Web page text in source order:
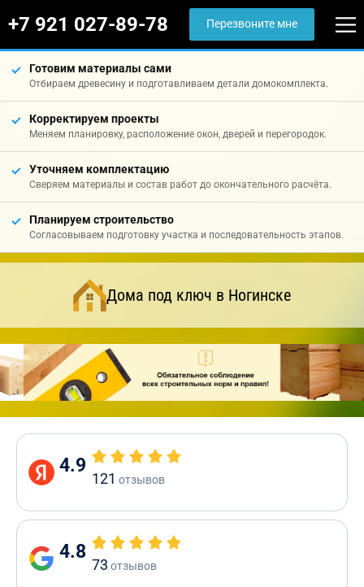
+7 921 027-89-78 Перезвоните мне
Готовим материалы сами
Отбираем древесину и подготавливаем детали домокомплекта.
Корректируем проекты
Меняем планировку, расположение окон, дверей и перегородок.
Уточняем комплектацию
Сверяем материалы и состав работ до окончательного расчёта.
Планируем строительство
Согласовываем подготовку участка и последовательность этапов.
Дома под ключ в Ногинске
4.9
121 отзывов
4.8
73 отзывов